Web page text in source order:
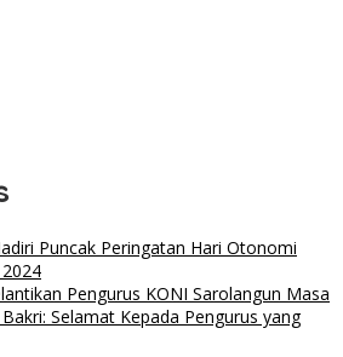
Puncak Peringatan Hari Otonomi
Pengurus KONI Sarolangun Masa
Selamat Kepada Pengurus yang